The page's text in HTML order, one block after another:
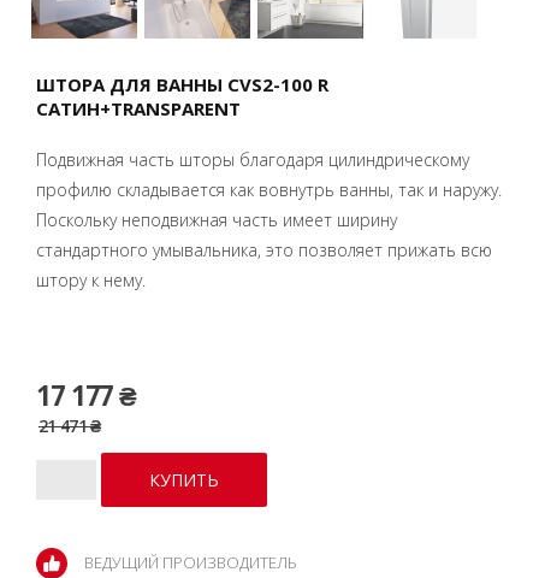
ШТОРА ДЛЯ ВАННЫ CVS2-100 R
САТИН+TRANSPARENT
Подвижная часть шторы благодаря цилиндрическому
профилю складывается как вовнутрь ванны, так и наружу.
Поскольку неподвижная часть имеет ширину
стандартного умывальника, это позволяет прижать всю
штору к нему.
17 177 ₴
21 471 ₴
ВЕДУЩИЙ ПРОИЗВОДИТЕЛЬ